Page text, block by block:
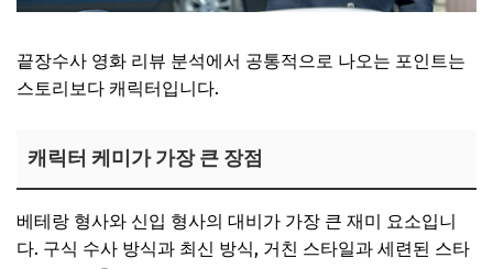
끝장수사 영화 리뷰 분석에서 공통적으로 나오는 포인트는
스토리보다 캐릭터입니다.
캐릭터 케미가 가장 큰 장점
베테랑 형사와 신입 형사의 대비가 가장 큰 재미 요소입니
다. 구식 수사 방식과 최신 방식, 거친 스타일과 세련된 스타